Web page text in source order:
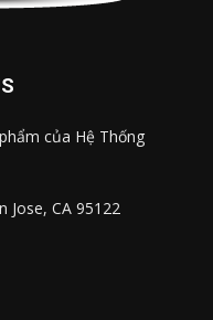
của Hệ Thống
Jose, CA 95122